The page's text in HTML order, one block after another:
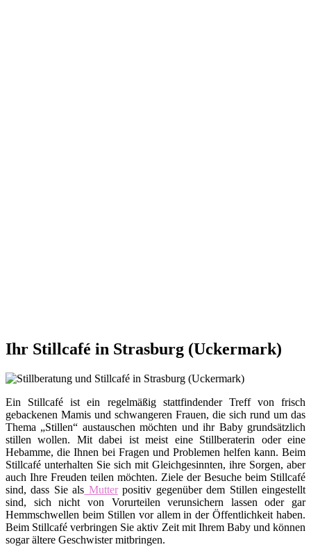
Ihr Stillcafé in Strasburg (Uckermark)
Ein Stillcafé ist ein regelmäßig stattfindender Treff von frisch
gebackenen Mamis und schwangeren Frauen, die sich rund um das
Thema „Stillen“ austauschen möchten und ihr Baby grundsätzlich
stillen wollen. Mit dabei ist meist eine Stillberaterin oder eine
Hebamme, die Ihnen bei Fragen und Problemen helfen kann. Beim
Stillcafé unterhalten Sie sich mit Gleichgesinnten, ihre Sorgen, aber
auch Ihre Freuden teilen möchten. Ziele der Besuche beim Stillcafé
sind, dass Sie als Mutterpositiv gegenüber dem Stillen eingestellt
sind, sich nicht von Vorurteilen verunsichern lassen oder gar
Hemmschwellen beim Stillen vor allem in der Öffentlichkeit haben.
Beim Stillcafé verbringen Sie aktiv Zeit mit Ihrem Baby und können
sogar ältere Geschwister mitbringen.